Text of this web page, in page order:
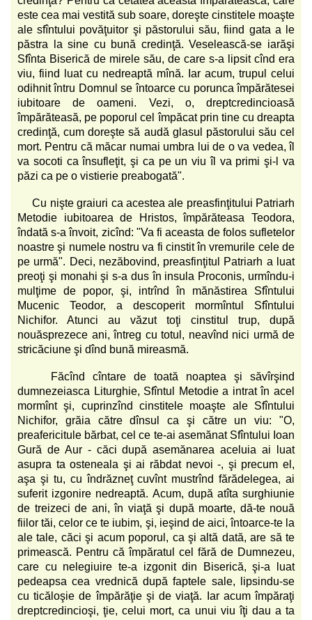
este cea mai vestită sub soare, doreşte cinstitele moaşte
ale sfîntului povăţuitor şi păstorului său, fiind gata a le
păstra la sine cu bună credinţă. Veselească-se iarăşi
Sfînta Biserică de mirele său, de care s-a lipsit cînd era
viu, fiind luat cu nedreaptă mînă. Iar acum, trupul celui
odihnit întru Domnul se întoarce cu porunca împărătesei
iubitoare de oameni. Vezi, o, dreptcredincioasă
împărăteasă, pe poporul cel împăcat prin tine cu dreapta
credinţă, cum doreşte să audă glasul păstorului său cel
mort. Pentru că măcar numai umbra lui de o va vedea, îl
va socoti ca însufleţit, şi ca pe un viu îl va primi şi-l va
păzi ca pe o vistierie preabogată".
Cu nişte graiuri ca acestea ale preasfinţitului Patriarh
Metodie iubitoarea de Hristos, împărăteasa Teodora,
îndată s-a învoit, zicînd: "Va fi aceasta de folos sufletelor
noastre şi numele nostru va fi cinstit în vremurile cele de
pe urmă". Deci, nezăbovind, preasfinţitul Patriarh a luat
preoţi şi monahi şi s-a dus în insula Proconis, urmîndu-i
mulţime de popor, şi, intrînd în mănăstirea Sfîntului
Mucenic Teodor, a descoperit mormîntul Sfîntului
Nichifor. Atunci au văzut toţi cinstitul trup, după
nouăsprezece ani, întreg cu totul, neavînd nici urmă de
stricăciune şi dînd bună mireasmă.
Făcînd cîntare de toată noaptea şi săvîrşind
dumnezeiasca Liturghie, Sfîntul Metodie a intrat în acel
mormînt şi, cuprinzînd cinstitele moaşte ale Sfîntului
Nichifor, grăia către dînsul ca şi către un viu: "O,
preafericitule bărbat, cel ce te-ai asemănat Sfîntului Ioan
Gură de Aur - căci după asemănarea aceluia ai luat
asupra ta osteneala şi ai răbdat nevoi -, şi precum el,
aşa şi tu, cu îndrăzneţ cuvînt mustrînd fărădelegea, ai
suferit izgonire nedreaptă. Acum, după atîta surghiunie
de treizeci de ani, în viaţă şi după moarte, dă-te nouă
fiilor tăi, celor ce te iubim, şi, ieşind de aici, întoarce-te la
ale tale, căci şi acum poporul, ca şi altă dată, are să te
primească. Pentru că împăratul cel fără de Dumnezeu,
care cu nelegiuire te-a izgonit din Biserică, şi-a luat
pedeapsa cea vrednică după faptele sale, lipsindu-se
cu ticăloşie de împărăţie şi de viaţă. Iar acum împăraţi
dreptcredincioşi, ţie, celui mort, ca unui viu îţi dau a ta